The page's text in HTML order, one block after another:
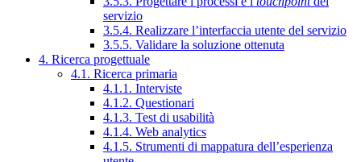
servizio
3.5.4. Realizzare l’interfaccia utente del servizio
3.5.5. Validare la soluzione ottenuta
4. Ricerca progettuale
4.1. Ricerca primaria
4.1.1. Interviste
4.1.2. Questionari
4.1.3. Test di usabilità
4.1.4. Web analytics
4.1.5. Strumenti di mappatura dell’esperienza